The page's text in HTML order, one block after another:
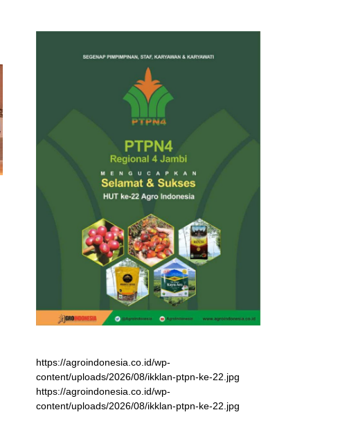
https://agroindonesia.co.id/wp-
content/uploads/2026/08/ikklan-ptpn-ke-22.jpg
https://agroindonesia.co.id/wp-
content/uploads/2026/08/ikklan-ptpn-ke-22.jpg